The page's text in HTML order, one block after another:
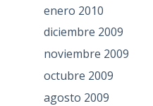
enero 2010
diciembre 2009
noviembre 2009
octubre 2009
agosto 2009